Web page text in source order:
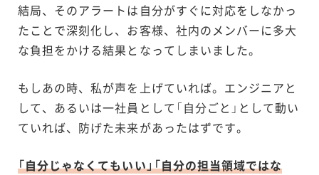
結局、そのアラートは自分がすぐに対応をしなかっ
たことで深刻化し、お客様、社内のメンバーに多大
な負担をかける結果となってしまいました。
もしあの時、私が声を上げていれば。エンジニアと
して、あるいは一社員として「自分ごと」として動い
ていれば、防げた未来があったはずです。
「自分じゃなくてもいい」「自分の担当領域ではな